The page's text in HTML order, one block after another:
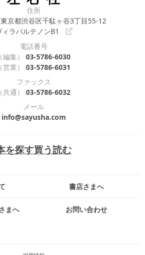
を探す買う読む
書店さまへ
まへ お問い合わせ
住所
東京都渋谷区千駄ヶ谷3丁目55-12
ィラパルテノンB1
電話番号
（編集）
03-5786-6030
（営業）
03-5786-6031
ファックス
（共通）
03-5786-6032
メール
info@sayusha.com